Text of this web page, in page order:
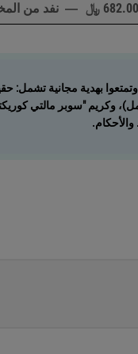
- تكبير الصورة
682.00 ﷼ ― نفد من
ريالاً أو أكثر، وتمتعوا بهدية مجانية